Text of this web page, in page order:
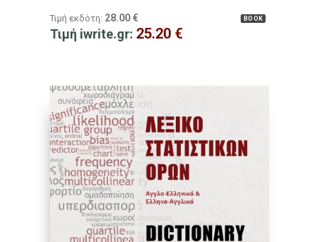
BOOK
Τιμή εκδότη: 28.00 €
Τιμή iwrite.gr: 25.20 €